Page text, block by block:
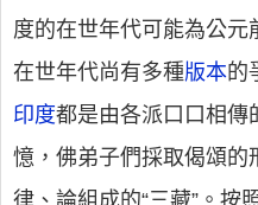
度的在世年代可能為公
在世年代尚有多種版本的
印度都是由各派口口相傳
憶，佛弟子們採取偈頌的
律、論組成的“三藏”。按